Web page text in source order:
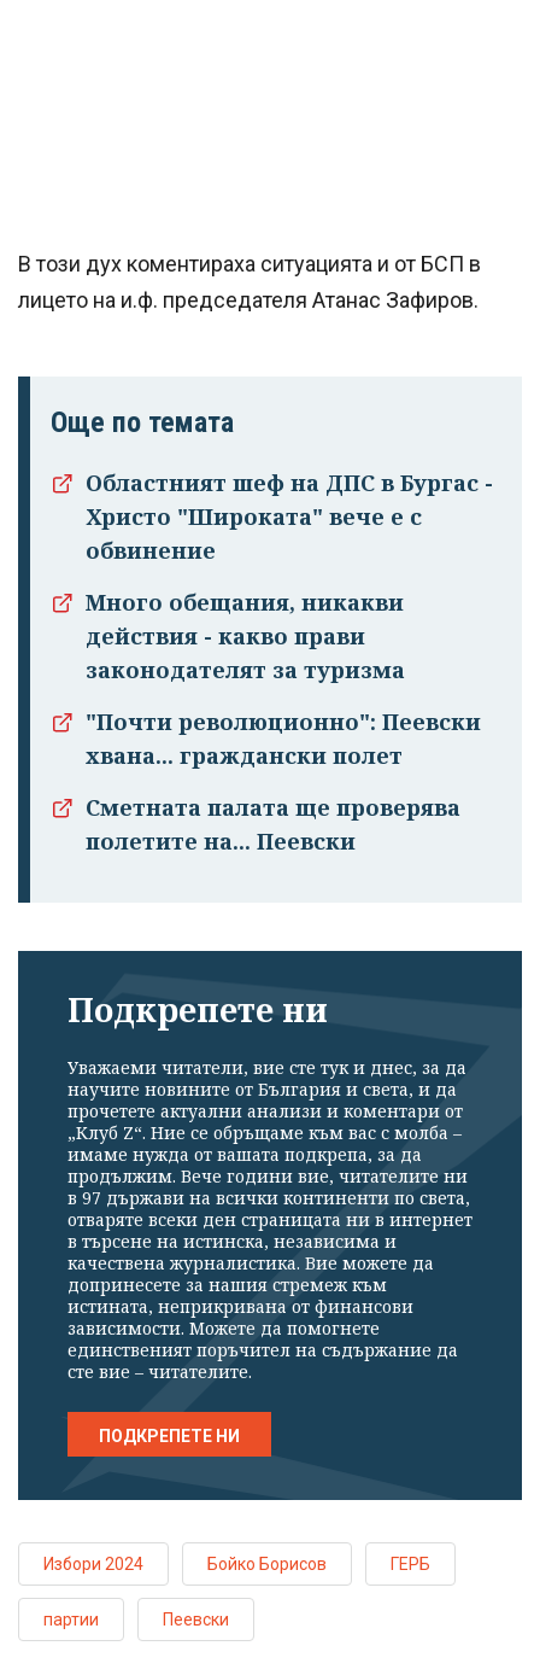
В този дух коментираха ситуацията и от БСП в
лицето на и.ф. председателя Атанас Зафиров.
Още по темата
Областният шеф на ДПС в Бургас -
Христо "Широката" вече е с
обвинение
Много обещания, никакви
действия - какво прави
законодателят за туризма
"Почти революционно": Пеевски
хвана... граждански полет
Сметната палата ще проверява
полетите на... Пеевски
Подкрепете ни
Уважаеми читатели, вие сте тук и днес, за да
научите новините от България и света, и да
прочетете актуални анализи и коментари от
„Клуб Z“. Ние се обръщаме към вас с молба –
имаме нужда от вашата подкрепа, за да
продължим. Вече години вие, читателите ни
в 97 държави на всички континенти по света,
отваряте всеки ден страницата ни в интернет
в търсене на истинска, независима и
качествена журналистика. Вие можете да
допринесете за нашия стремеж към
истината, неприкривана от финансови
зависимости. Можете да помогнете
единственият поръчител на съдържание да
сте вие – читателите.
ПОДКРЕПЕТЕ НИ
Избори 2024 Бойко Борисов ГЕРБ
партии Пеевски